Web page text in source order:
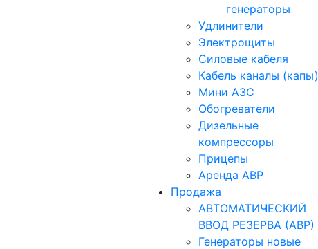
генераторы
Удлинители
Электрощиты
Силовые кабеля
Кабель каналы (капы)
Мини АЗС
Обогреватели
Дизельные
компрессоры
Прицепы
Аренда АВР
Продажа
АВТОМАТИЧЕСКИЙ
ВВОД РЕЗЕРВА (АВР)
Генераторы новые